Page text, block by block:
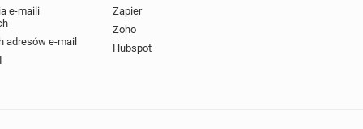
e-maili
adresów e-mail
Zapier
Zoho
Hubspot